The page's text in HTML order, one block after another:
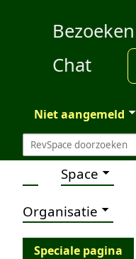
Bezoeken
Chat
Niet aangemeld
Space
Organisatie
Speciale pagina